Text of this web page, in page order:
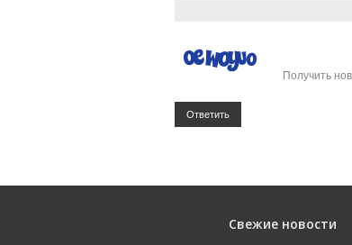
Получить
Ответить
Свежие новости